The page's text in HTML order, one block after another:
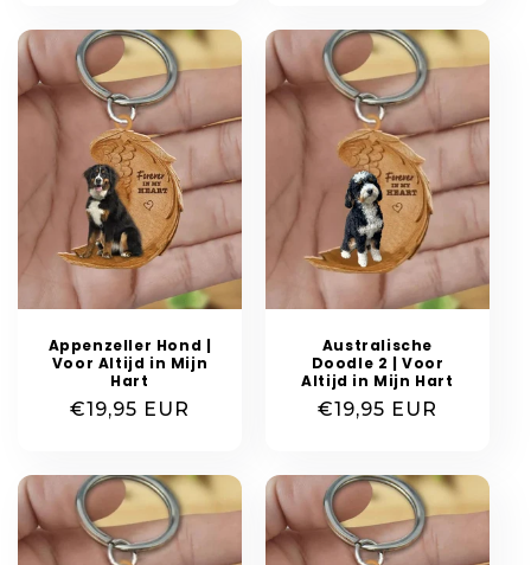
Appenzeller Hond |
Voor Altijd in Mijn
Hart
Normale
€19,95 EUR
Australische
Doodle 2 | Voor
Altijd in Mijn Hart
Normale
€19,95 EUR